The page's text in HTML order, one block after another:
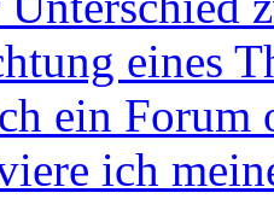
eines
ein Forum
ich